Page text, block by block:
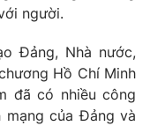
người.
Đảng, Nhà nước,
Hồ Chí Minh
đã có nhiều công
của Đảng và